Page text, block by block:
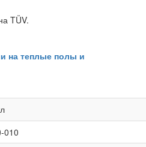
TÜV.
на теплые полы и
010